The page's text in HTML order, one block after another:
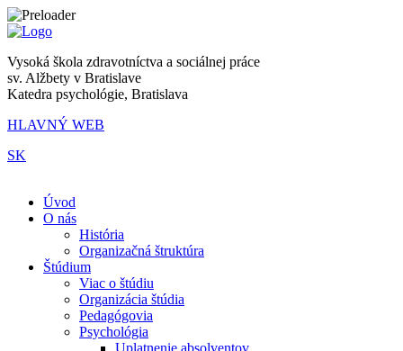
Vysoká škola zdravotníctva a sociálnej práce
sv. Alžbety v Bratislave
Katedra psychológie, Bratislava
HLAVNÝ WEB
SK
Úvod
O nás
História
Organizačná štruktúra
Štúdium
Viac o štúdiu
Organizácia štúdia
Pedagógovia
Psychológia
Uplatnenie absolventov